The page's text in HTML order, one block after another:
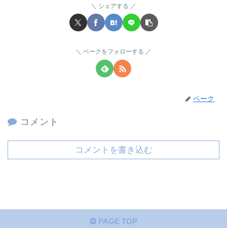
シェアする
ベークをフォローする
ベーク
コメント
コメントを書き込む
PAGE TOP